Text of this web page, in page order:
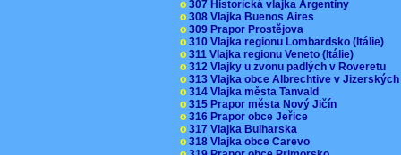
o 307 Historická vlajka Argentiny
o 308 Vlajka Buenos Aires
o 309 Prapor Prostějova
o 310 Vlajka regionu Lombardsko (Itálie)
o 311 Vlajka regionu Veneto (Itálie)
o 312 Vlajky u zvonu padlých v Roveretu
o 313 Vlajka obce Albrechtive v
o 314 Vlajka města Tanvald
o 315 Prapor města Nový Jičín
o 316 Prapor obce Jeřice
o 317 Vlajka Bulharska
o 318 Vlajka obce Carevo